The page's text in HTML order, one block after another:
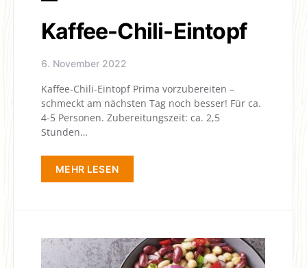
Kaffee-Chili-Eintopf
6. November 2022
Kaffee-Chili-Eintopf Prima vorzubereiten –
schmeckt am nächsten Tag noch besser! Für ca.
4-5 Personen. Zubereitungszeit: ca. 2,5
Stunden…
MEHR LESEN